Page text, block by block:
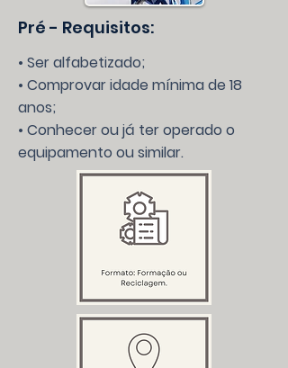
Pré - Requisitos:
• Ser alfabetizado;
• Comprovar idade mínima de 18
anos;
• Conhecer ou já ter operado o
equipamento ou similar.